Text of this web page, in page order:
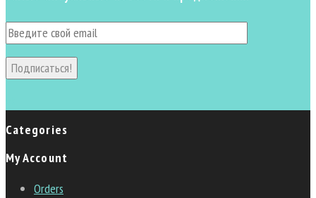
Подписаться!
Categories
My Account
Orders